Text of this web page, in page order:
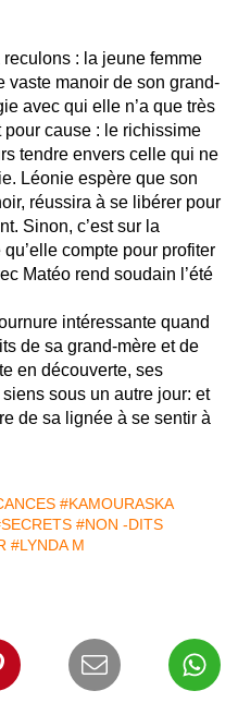
: la jeune femme
vaste manoir de son grand-
avec qui elle n’a que très
cause : le richissime
tendre envers celle qui ne
Léonie espère que son
réussira à se libérer pour
Sinon, c’est sur la
compte pour profiter
Matéo rend soudain l’été
intéressante quand
de sa grand-mère et de
en découverte, ses
sous un autre jour: et
de sa lignée à se sentir à
#KAMOURASKA
#NON -DITS
#LYNDA M